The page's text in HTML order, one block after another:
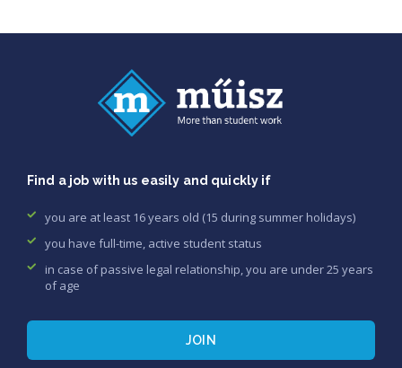
Find a job with us easily and quickly if
you are at least 16 years old (15 during summer holidays)
you have full-time, active student status
in case of passive legal relationship, you are under 25 years
of age
JOIN